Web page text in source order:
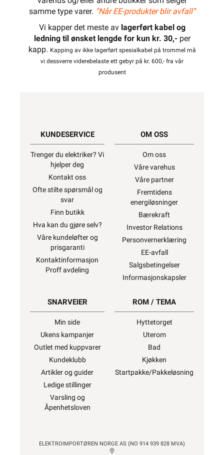
samme type varer. “Når EE-produkter blir avfall”
Vi kapper det meste av lagerført kabel og
ledning til ønsket lengde for kun kr. 30,-per
kapp. Kapping av ikke lagerført spesialkabel på trommel må
vi dessverre viderebelaste ett gebyr på kr. 600,- fra vår
produsent
KUNDESERVICE
Trenger du elektriker? Vi
hjelper deg
Kontakt oss
Ofte stilte spørsmål og
svar
Finn butikk
Hva kan du gjøre selv?
Våre kundeløfter og
prisgaranti
Kontaktinformasjon
Proff avdeling
OM OSS
Om oss
Våre varehus
Våre partner
Fremtidens
energiløsninger
Bærekraft
Investor Relations
Personvernerklæring
EE-avfall
Salgsbetingelser
Informasjonskapsler
SNARVEIER
Min side
Ukens kampanjer
Outlet med kuppvarer
Kundeklubb
Artikler og guider
Ledige stillinger
Varsling og
Åpenhetsloven
ROM / TEMA
Hyttetorget
Uterom
Bad
Kjøkken
Startpakke/Pakkeløsning
ELEKTROIMPORTØREN NORGE AS (NO 914 939 828 MVA)